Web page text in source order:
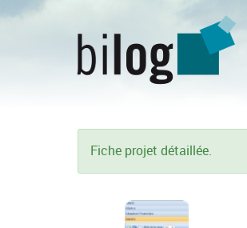
Fiche projet détaillée.